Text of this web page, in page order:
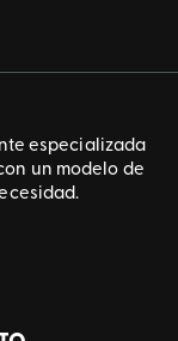
especializada
un modelo de